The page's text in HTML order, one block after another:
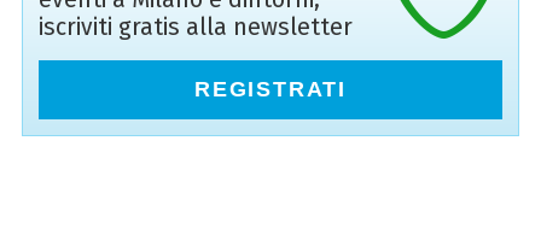
iscriviti gratis alla newsletter
REGISTRATI